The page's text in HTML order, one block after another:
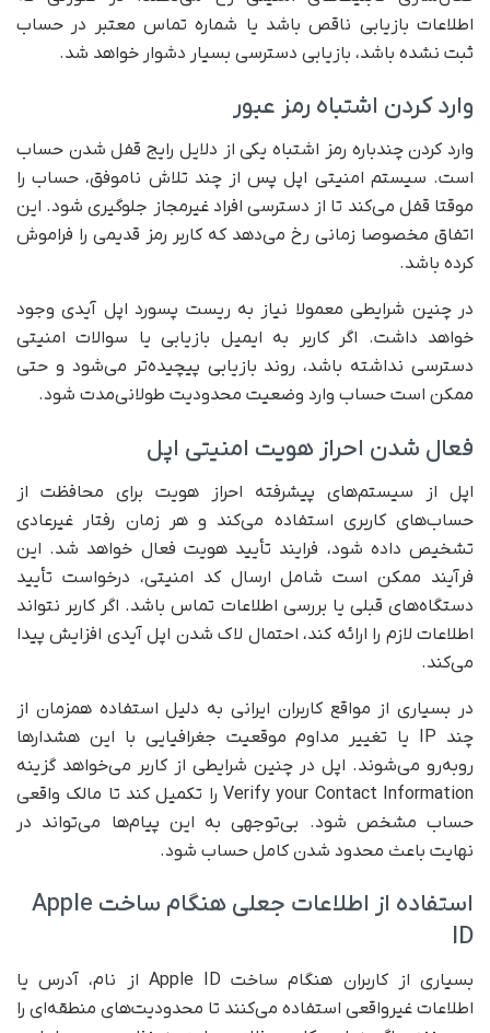
اطلاعات بازیابی ناقص باشد یا شماره تماس معتبر در حساب
ثبت نشده باشد، بازیابی دسترسی بسیار دشوار خواهد شد.
وارد کردن اشتباه رمز عبور
وارد کردن چندباره رمز اشتباه یکی از دلایل رایج قفل شدن حساب
است. سیستم امنیتی اپل پس از چند تلاش ناموفق، حساب را
موقتا قفل می‌کند تا از دسترسی افراد غیرمجاز جلوگیری شود. این
اتفاق مخصوصا زمانی رخ می‌دهد که کاربر رمز قدیمی را فراموش
کرده باشد.
در چنین شرایطی معمولا نیاز به ریست پسورد اپل آیدی وجود
خواهد داشت. اگر کاربر به ایمیل بازیابی یا سوالات امنیتی
دسترسی نداشته باشد، روند بازیابی پیچیده‌تر می‌شود و حتی
ممکن است حساب وارد وضعیت محدودیت طولانی‌مدت شود.
فعال شدن احراز هویت امنیتی اپل
اپل از سیستم‌های پیشرفته احراز هویت برای محافظت از
حساب‌های کاربری استفاده می‌کند و هر زمان رفتار غیرعادی
تشخیص داده شود، فرایند تأیید هویت فعال خواهد شد. این
فرآیند ممکن است شامل ارسال کد امنیتی، درخواست تأیید
دستگاه‌های قبلی یا بررسی اطلاعات تماس باشد. اگر کاربر نتواند
اطلاعات لازم را ارائه کند، احتمال لاک شدن اپل آیدی افزایش پیدا
می‌کند.
در بسیاری از مواقع کاربران ایرانی به دلیل استفاده همزمان از
چند IP یا تغییر مداوم موقعیت جغرافیایی با این هشدارها
روبه‌رو می‌شوند. اپل در چنین شرایطی از کاربر می‌خواهد گزینه
Verify your Contact Information را تکمیل کند تا مالک واقعی
حساب مشخص شود. بی‌توجهی به این پیام‌ها می‌تواند در
نهایت باعث محدود شدن کامل حساب شود.
استفاده از اطلاعات جعلی هنگام ساخت Apple
ID
بسیاری از کاربران هنگام ساخت Apple ID از نام، آدرس یا
اطلاعات غیرواقعی استفاده می‌کنند تا محدودیت‌های منطقه‌ای را